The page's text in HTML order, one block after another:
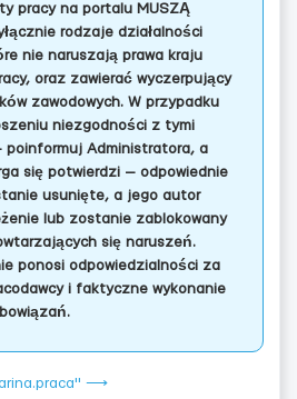
pracy na portalu MUSZĄ
rodzaje działalności
nie naruszają prawa kraju
oraz zawierać wyczerpujący
zawodowych. W przypadku
niezgodności z tymi
poinformuj Administratora, a
się potwierdzi — odpowiednie
usunięte, a jego autor
lub zostanie zablokowany
się naruszeń.
ponosi odpowiedzialności za
i faktyczne wykonanie
⟶